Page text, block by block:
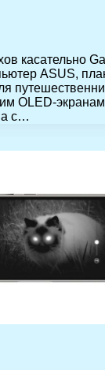
касательно
ASUS,
OLED-
с…